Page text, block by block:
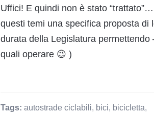
Uffici! E quindi non è stato
questi temi una specifica proposta
durata della Legislatura
quali operare 😉 )
Tags: autostrade ciclabili, bici, bicicletta,